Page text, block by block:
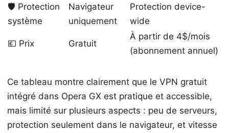
🛡️ Protection
système
Navigateur
uniquement
Protection device-
wide
💶 Prix Gratuit
À partir de 4$/mois
(abonnement annuel)
Ce tableau montre clairement que le VPN gratuit
intégré dans Opera GX est pratique et accessible,
mais limité sur plusieurs aspects : peu de serveurs,
protection seulement dans le navigateur, et vitesse